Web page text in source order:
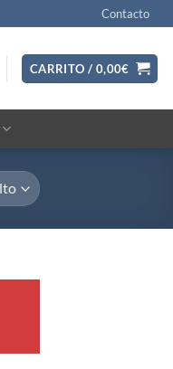
Contacto
CARRITO / 0,00€